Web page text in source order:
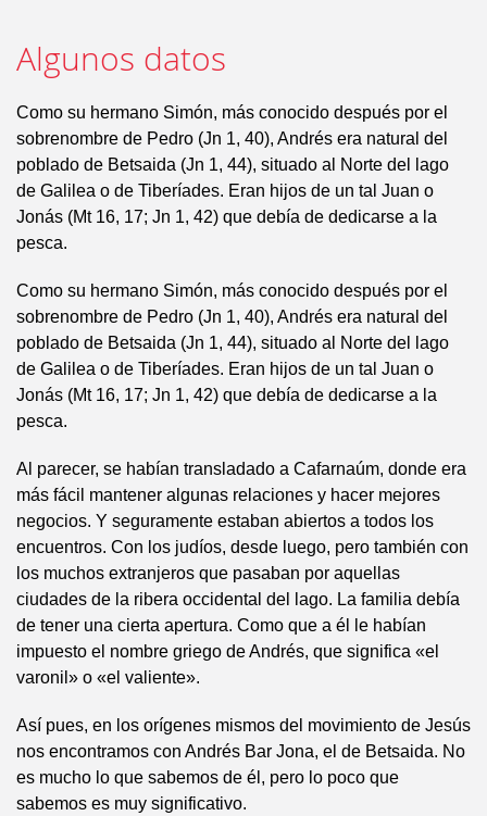
Algunos datos
Como su hermano Simón, más conocido después por el
sobrenombre de Pedro (Jn 1, 40), Andrés era natural del
poblado de Betsaida (Jn 1, 44), situado al Norte del lago
de Galilea o de Tiberíades. Eran hijos de un tal Juan o
Jonás (Mt 16, 17; Jn 1, 42) que debía de dedicarse a la
pesca.
Como su hermano Simón, más conocido después por el
sobrenombre de Pedro (Jn 1, 40), Andrés era natural del
poblado de Betsaida (Jn 1, 44), situado al Norte del lago
de Galilea o de Tiberíades. Eran hijos de un tal Juan o
Jonás (Mt 16, 17; Jn 1, 42) que debía de dedicarse a la
pesca.
Al parecer, se habían transladado a Cafarnaúm, donde era
más fácil mantener algunas relaciones y hacer mejores
negocios. Y seguramente estaban abiertos a todos los
encuentros. Con los judíos, desde luego, pero también con
los muchos extranjeros que pasaban por aquellas
ciudades de la ribera occidental del lago. La familia debía
de tener una cierta apertura. Como que a él le habían
impuesto el nombre griego de Andrés, que significa «el
varonil» o «el valiente».
Así pues, en los orígenes mismos del movimiento de Jesús
nos encontramos con Andrés Bar Jona, el de Betsaida. No
es mucho lo que sabemos de él, pero lo poco que
sabemos es muy significativo.